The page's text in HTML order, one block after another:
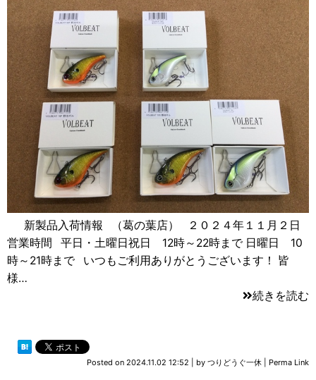
新製品入荷情報 （葛の葉店） ２０２４年１１月２日
営業時間 平日・土曜日祝日 12時～22時まで 日曜日 10
時～21時まで いつもご利用ありがとうございます！ 皆
様…
続きを読む
Posted on 2024.11.02 12:52 by つりどうぐ一休 Perma Link